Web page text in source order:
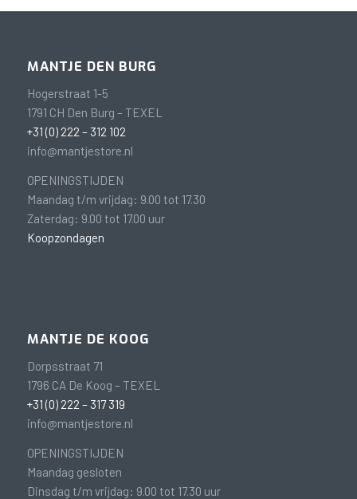
MANTJE DEN BURG
Hogerstraat 1-5
1791 CH Den Burg – TEXEL
+31 (0) 222 – 312 102
info@mantjestore.nl
OPENINGSTIJDEN
Maandag t/m vrijdag: 9.00 tot 17.30
Zaterdag: 9.00 tot 17.00 uur
Koopzondagen
MANTJE DE KOOG
Dorpsstraat 71
1796 CA De Koog – TEXEL
+31 (0) 222 – 317 319
info@mantjestore.nl
OPENINGSTIJDEN
Maandag gesloten
Dinsdag t/m vrijdag: 9.00 tot 17.30 uur